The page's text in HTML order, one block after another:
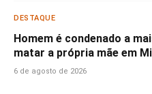
DESTAQUE
Homem é condenado a
matar a própria mãe em
6 de agosto de 2026